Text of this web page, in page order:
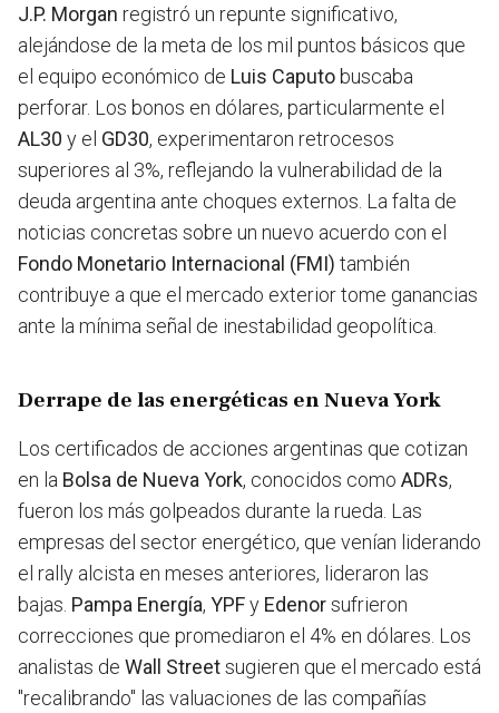
J.P. Morgan registró un repunte significativo,
alejándose de la meta de los mil puntos básicos que
el equipo económico de Luis Caputo buscaba
perforar. Los bonos en dólares, particularmente el
AL30 y el GD30, experimentaron retrocesos
superiores al 3%, reflejando la vulnerabilidad de la
deuda argentina ante choques externos. La falta de
noticias concretas sobre un nuevo acuerdo con el
Fondo Monetario Internacional (FMI) también
contribuye a que el mercado exterior tome ganancias
ante la mínima señal de inestabilidad geopolítica.
Derrape de las energéticas en Nueva York
Los certificados de acciones argentinas que cotizan
en la Bolsa de Nueva York, conocidos como ADRs,
fueron los más golpeados durante la rueda. Las
empresas del sector energético, que venían liderando
el rally alcista en meses anteriores, lideraron las
bajas. Pampa Energía, YPFy Edenorsufrieron
correcciones que promediaron el 4% en dólares. Los
analistas de Wall Streetsugieren que el mercado está
"recalibrando" las valuaciones de las compañías